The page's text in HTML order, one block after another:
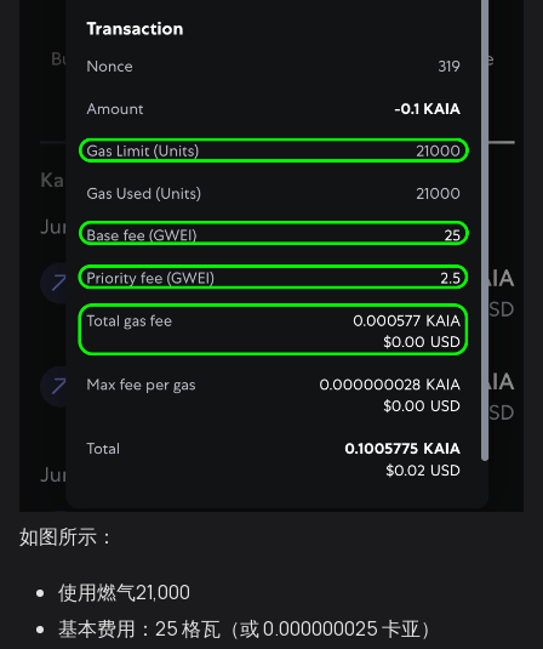
如图所示：
使用燃气21,000
基本费用：25 格瓦（或 0.000000025 卡亚）